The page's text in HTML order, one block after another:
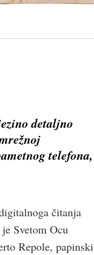
detaljno
telefona,
čitanja
Svetom Ocu
Repole, papinski